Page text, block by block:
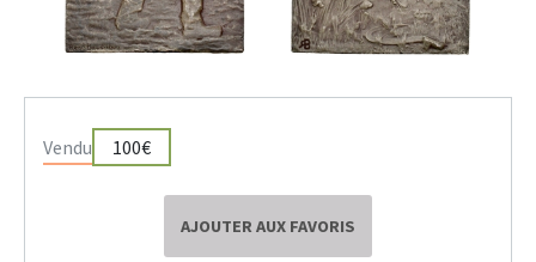
Vendu 100€
AJOUTER AUX FAVORIS